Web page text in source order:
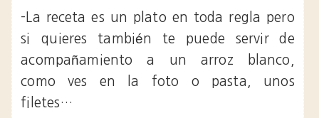
-La receta es un plato en toda regla pero
si quieres también te puede servir de
acompañamiento a un arroz blanco,
como ves en la foto o pasta, unos
filetes…